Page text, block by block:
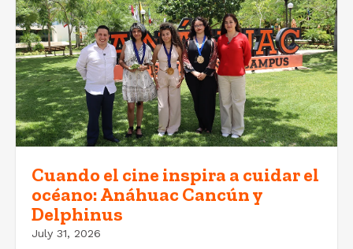
Cuando el cine inspira a cuidar el
océano: Anáhuac Cancún y
Delphinus
July 31, 2026